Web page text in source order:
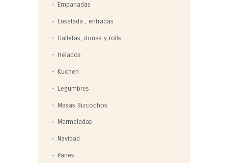
Empanadas
Ensalada , entradas
Galletas, donas y rolls
Helados
Kuchen
Legumbres
Masas Bizcochos
Mermeladas
Navidad
Panes